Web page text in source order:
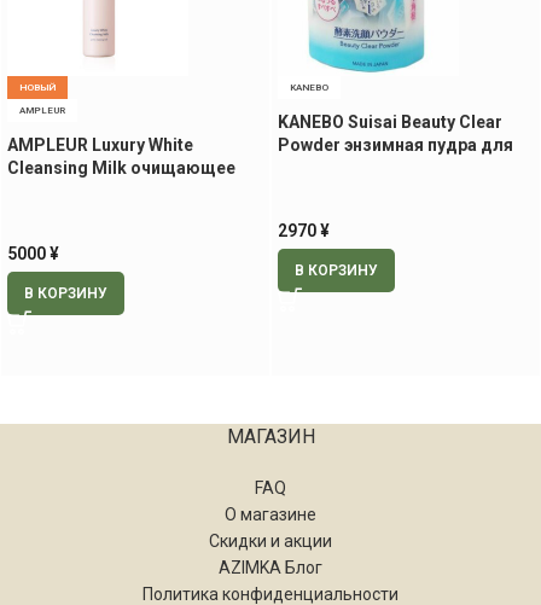
НОВЫЙ
AMPLEUR
AMPLEUR Luxury White
Cleansing Milk очищающее
5000¥
В КОРЗИНУ
KANEBO
KANEBO Suisai Beauty Clear
Powder энзимная пудра для
2970¥
В КОРЗИНУ
МАГАЗИН
FAQ
О магазине
Скидки и акции
AZIMKA Блог
Политика конфиденциальности